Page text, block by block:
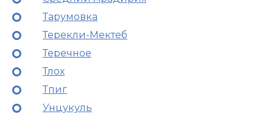
Тарумовка
Терекли-Мектеб
Теречное
Тлох
Тпиг
Унцукуль